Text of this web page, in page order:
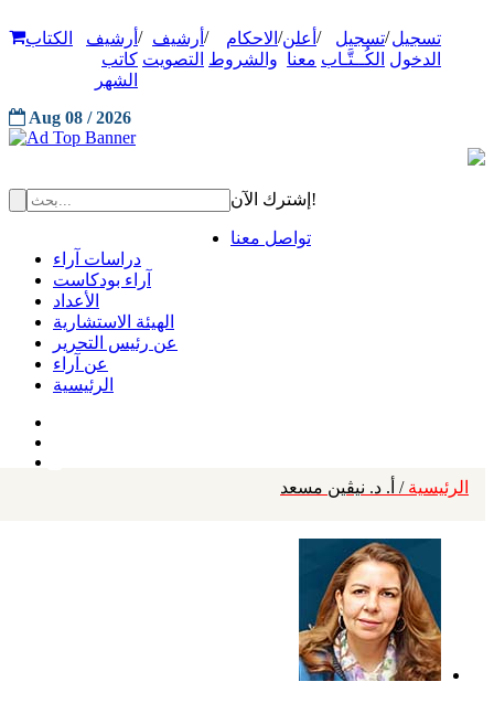
تسجيل
الدخول
/تسجيل
الكُــتَّـاب
/ أعلن
معنا
/ الاحكام
والشروط
/ أرشيف
التصويت
/ أرشيف
كاتب
الشهر
الكتاب
Aug 08 / 2026
إشترك الآن!
تواصل معنا
دراسات آراء
آراء بودكاست
الأعداد
الهيئة الاستشارية
عن رئيس التحرير
عن آراء
الرئيسية
الرئيسية / أ. د. نيڤين مسعد